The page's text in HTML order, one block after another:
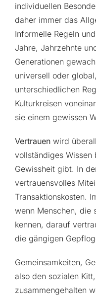
individuellen
daher immer das
Informelle Regeln
Jahre, Jahrzehnte
Generationen
universell oder
unterschiedlichen
Kulturkreisen
sie einem gewissen
Vertrauenwird
vollständiges Wissen
Gewissheit gibt. In
vertrauensvolles
Transaktionskosten.
wenn Menschen, die
kennen, darauf
die gängigen
Gemeinsamkeiten,
also den sozialen
zusammengehalten